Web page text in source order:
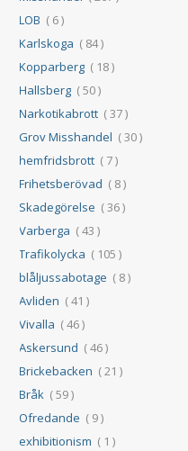
LOB ( 6 )
Karlskoga ( 84 )
Kopparberg ( 18 )
Hallsberg ( 50 )
Narkotikabrott ( 37 )
Grov Misshandel ( 30 )
hemfridsbrott ( 7 )
Frihetsberövad ( 8 )
Skadegörelse ( 36 )
Varberga ( 43 )
Trafikolycka ( 105 )
blåljussabotage ( 8 )
Avliden ( 41 )
Vivalla ( 46 )
Askersund ( 46 )
Brickebacken ( 21 )
Bråk ( 59 )
Ofredande ( 9 )
exhibitionism ( 1 )